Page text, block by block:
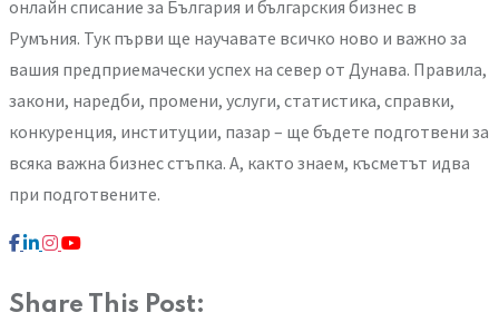
онлайн списание за България и българския бизнес в
Румъния. Тук първи ще научавате всичко ново и важно за
вашия предприемачески успех на север от Дунава. Правила,
закони, наредби, промени, услуги, статистика, справки,
конкуренция, институции, пазар – ще бъдете подготвени за
всяка важна бизнес стъпка. А, както знаем, късметът идва
при подготвените.
Share This Post: